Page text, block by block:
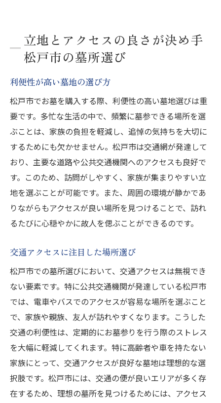
立地とアクセスの良さが決め手
松戸市の墓所選び
利便性が高い墓地の選び方
松戸市でお墓を購入する際、利便性の高い墓地選びは重
要です。多忙な生活の中で、頻繁に墓参できる場所を選
ぶことは、家族の負担を軽減し、追悼の気持ちを大切に
するためにも欠かせません。松戸市は交通網が発達して
おり、主要な道路や公共交通機関へのアクセスも良好で
す。このため、訪問がしやすく、家族が集まりやすい立
地を選ぶことが可能です。また、周囲の環境が静かであ
りながらもアクセスが良い場所を見つけることで、訪れ
るたびに心穏やかに故人を偲ぶことができるのです。
交通アクセスに注目した場所選び
松戸市での墓所選びにおいて、交通アクセスは無視でき
ない要素です。特に公共交通機関が発達している松戸市
では、電車やバスでのアクセスが容易な場所を選ぶこと
で、家族や親族、友人が訪れやすくなります。こうした
交通の利便性は、定期的にお墓参りを行う際のストレス
を大幅に軽減してくれます。特に高齢者や車を持たない
家族にとって、交通アクセスが良好な墓地は理想的な選
択肢です。松戸市には、交通の便が良いエリアが多く存
在するため、理想の墓所を見つけるためには、アクセス